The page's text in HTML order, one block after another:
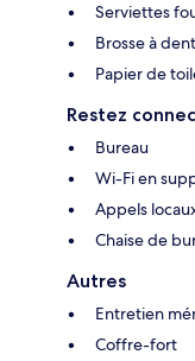
Serviettes
Brosse à
Papier de
Restez
Bureau
Wi-Fi en
Appels
Chaise de
Autres
Entretien
Coffre-fort